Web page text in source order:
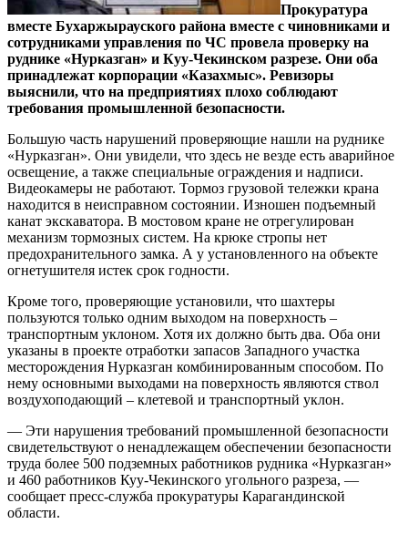
Прокуратура
вместе Бухаржырауского района вместе с чиновниками и
сотрудниками управления по ЧС провела проверку на
руднике «Нурказган» и Куу-Чекинском разрезе. Они оба
принадлежат корпорации «Казахмыс». Ревизоры
выяснили, что на предприятиях плохо соблюдают
требования промышленной безопасности.
Большую часть нарушений проверяющие нашли на руднике
«Нурказган». Они увидели, что здесь не везде есть аварийное
освещение, а также специальные ограждения и надписи.
Видеокамеры не работают. Тормоз грузовой тележки крана
находится в неисправном состоянии. Изношен подъемный
канат экскаватора. В мостовом кране не отрегулирован
механизм тормозных систем. На крюке стропы нет
предохранительного замка. А у установленного на объекте
огнетушителя истек срок годности.
Кроме того, проверяющие установили, что шахтеры
пользуются только одним выходом на поверхность –
транспортным уклоном. Хотя их должно быть два. Оба они
указаны в проекте отработки запасов Западного участка
месторождения Нурказган комбинированным способом. По
нему основными выходами на поверхность являются ствол
воздухоподающий – клетевой и транспортный уклон.
— Эти нарушения требований промышленной безопасности
свидетельствуют о ненадлежащем обеспечении безопасности
труда более 500 подземных работников рудника «Нурказган»
и 460 работников Куу-Чекинского угольного разреза, —
сообщает пресс-служба прокуратуры Карагандинской
области.